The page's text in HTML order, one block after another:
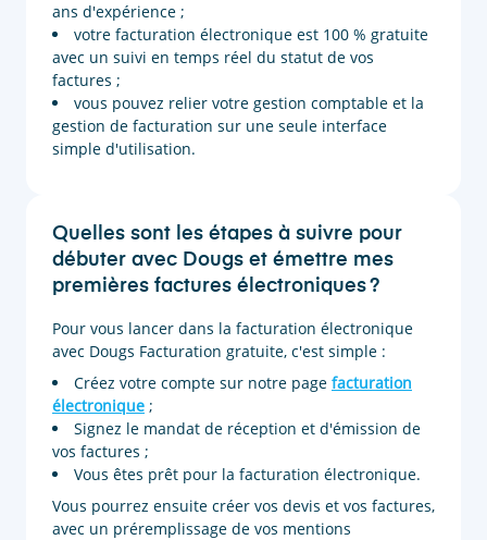
ans d'expérience ;
votre facturation électronique est 100 % gratuite
avec un suivi en temps réel du statut de vos
factures ;
vous pouvez relier votre gestion comptable et la
gestion de facturation sur une seule interface
simple d'utilisation.
Quelles sont les étapes à suivre pour
débuter avec Dougs et émettre mes
premières factures électroniques ?
Pour vous lancer dans la facturation électronique
avec Dougs Facturation gratuite, c'est simple :
Créez votre compte sur notre page facturation
électronique ;
Signez le mandat de réception et d'émission de
vos factures ;
Vous êtes prêt pour la facturation électronique.
Vous pourrez ensuite créer vos devis et vos factures,
avec un préremplissage de vos mentions